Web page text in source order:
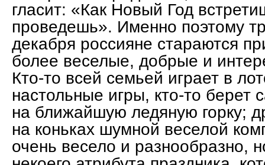
гласит: «Как Новый Год
проведешь». Именно поэтому
декабря россияне стараются
более веселые, добрые и
Кто-то всей семьей играет в
настольные игры, кто-то берет
на ближайшую ледяную горку;
на коньках шумной веселой
очень весело и разнообразно,